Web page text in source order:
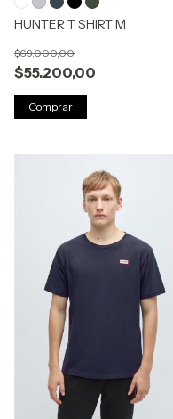
HUNTER T SHIRT M
$55.200,00
$69.000,00
Comprar